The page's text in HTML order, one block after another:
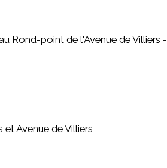
Rond-point de l'Avenue de Villiers -
Avenue de Villiers